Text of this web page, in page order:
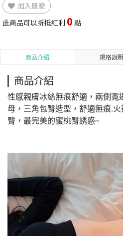
加入最愛
此商品可以折抵紅利 0 點
商品介紹 規格說明
商品介紹
性感親膚冰絲無痕舒適，兩側寬
母，三角包臀造型，舒適無痕.
臀，最完美的蜜桃臀誘惑~